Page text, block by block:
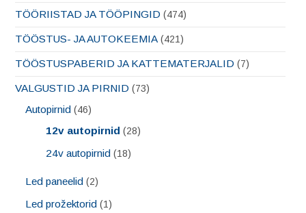
TÖÖRIISTAD JA TÖÖPINGID (474)
TÖÖSTUS- JA AUTOKEEMIA (421)
TÖÖSTUSPABERID JA KATTEMATERJALID (7)
VALGUSTID JA PIRNID (73)
Autopirnid (46)
12v autopirnid (28)
24v autopirnid (18)
Led paneelid (2)
Led prožektorid (1)